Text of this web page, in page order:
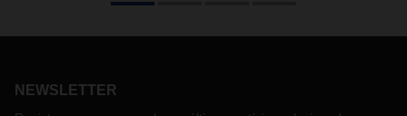
NEWSLETTER